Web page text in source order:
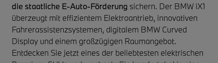
die staatliche E-Auto-Förderung sichern. Der BMW iX1
überzeugt mit effizientem Elektroantrieb, innovativen
Fahrerassistenzsystemen, digitalem BMW Curved
Display und einem großzügigen Raumangebot.
Entdecken Sie jetzt eines der beliebtesten elektrischen